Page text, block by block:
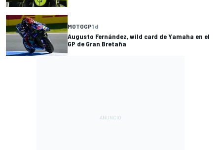
MOTOGP1 d
Augusto Fernández, wild card de Yamaha en el
GP de Gran Bretaña